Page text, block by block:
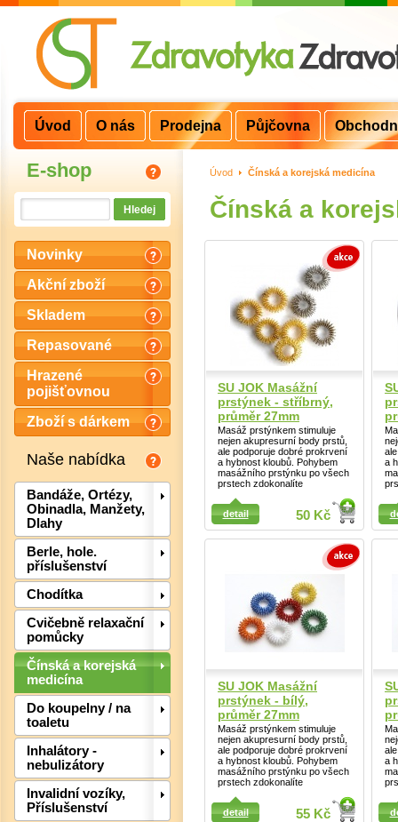
E-shop
Novinky
Akční zboží
Skladem
Repasované
Hrazené
pojišťovnou
Zboží s dárkem
Naše nabídka
Bandáže, Ortézy,
Obinadla, Manžety,
Dlahy
Berle, hole.
příslušenství
Chodítka
Cvičebně relaxační
pomůcky
Čínská a korejská
medicína
Do koupelny / na
toaletu
Inhalátory -
nebulizátory
Invalidní vozíky,
Příslušenství
Úvod > Čínská a korejská medicína
Čínská a
SU JOK Masážní
prstýnek - stříbrný,
průměr 27mm
Masáž prstýnkem stimuluje
nejen akupresurní body prstů,
ale podporuje dobré prokrvení
a hybnost kloubů. Pohybem
masážního prstýnku po všech
prstech zdokonalíte
50 Kč
detail
a
Detail
SU JOK Masážní
prstýnek - bílý,
průměr 27mm
Masáž prstýnkem stimuluje
nejen akupresurní body prstů,
ale podporuje dobré prokrvení
a hybnost kloubů. Pohybem
masážního prstýnku po všech
prstech zdokonalíte
55 Kč
detail
a
Detail
Detail
Úvod O nás Prodejna Půjčovna